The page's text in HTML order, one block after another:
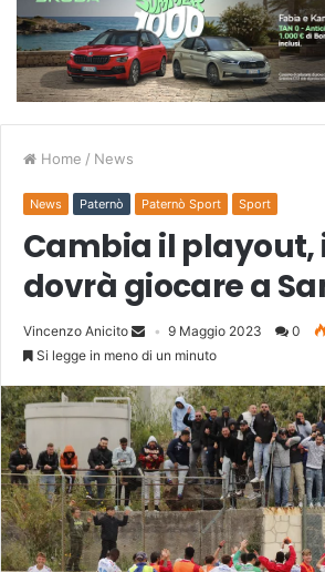
Home / News
News Paternò Paternò Sport Sport
Cambia il playout,
dovrà giocare a
Vincenzo Anicito 9 Maggio 2023 0
Si legge in meno di un minuto